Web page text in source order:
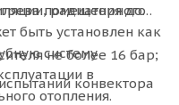
радиаторного
помещения до
быть установлен как
систему
в
отопления.
не более 16 бар;
конвектора